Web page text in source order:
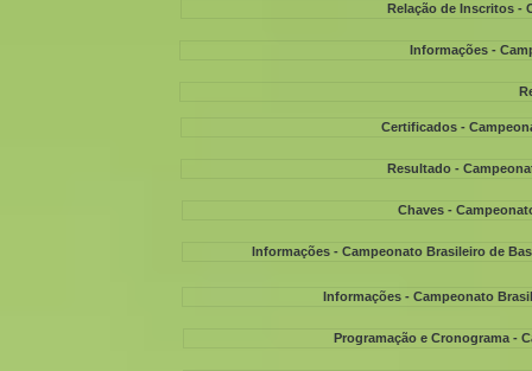
Programação e Cronograma -
Informações - Campeonato
Informações - Campeonato Brasileiro de
Chaves -
Resultado -
Certificados -
Informações -
Relação de Inscritos -